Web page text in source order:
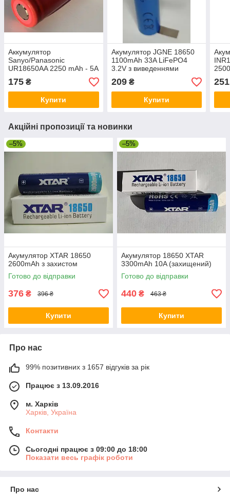
Аккумулятор
Sanyo/Panasonic
UR18650AA 2250 mAh - 5A
175 ₴
Купити
Акумулятор JGNE 18650
1100mAh 33A LiFePO4
3.2V з виведеннями
209₴
Купити
251
Акційні пропозиції та новинки
–5%
Акумулятор XTAR 18650
2600mAh з захистом
Готово до відправки
376 ₴ 396 ₴
Купити
–5%
Акумулятор 18650 XTAR
3300mAh 10A (захищений)
Готово до відправки
440 ₴ 463 ₴
Купити
Про нас
99% позитивних з 1657 відгуків за рік
Працює з 13.09.2016
м. Харків
Харків, Україна
Контакти
Сьогодні працює з 09:00 до 18:00
Показати весь графік роботи
Про нас